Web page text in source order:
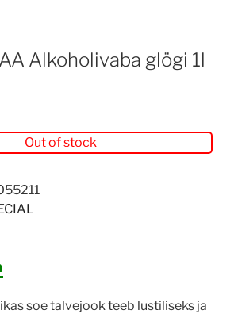
Alkoholivaba glögi 1l
Out of stock
soe talvejook teeb lustiliseks ja